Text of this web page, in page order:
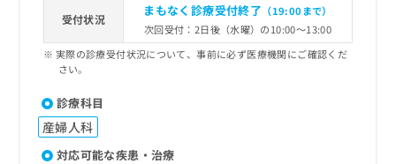
受付状況
まもなく診療受付終了 （19:00まで）
次回受付：2日後（水曜）の10:00～13:00
実際の診療受付状況について、事前に必ず医療機関にご確認くだ
さい。
診療科目
産婦人科
対応可能な疾患・治療